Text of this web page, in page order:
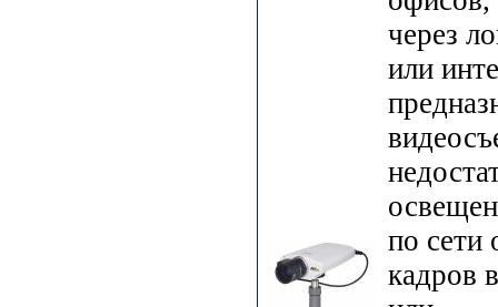
через
или
по сети
кадров